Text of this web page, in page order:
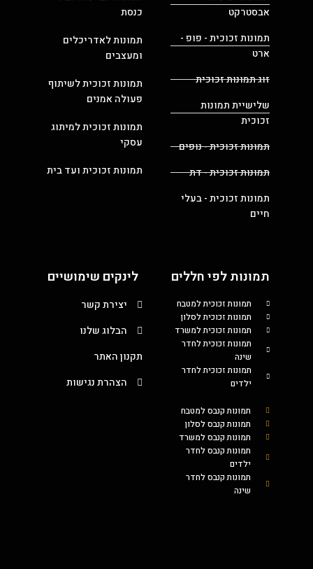
אבסטרקט
תמונות זכוכית - פופ -
ארט
זוג תמונות זכוכית
שלישיית תמונות
זכוכית
תמונות זכוכית - נופים
תמונות זכוכית - דת
תמונות זכוכית - בעלי
חיים
כנסת
תמונות לאדריכלים
ומעצבים
תמונות זכוכית לשיתוף
פעולה אמנים
תמונות זכוכית למיתוג
עסקי
תמונות זכוכית ועד בית
תמונות לפי חללים
תמונות זכוכית למטבח
תמונות זכוכית לסלון
תמונות זכוכית למשרד
תמונות זכוכית לחדר
שינה
תמונות זכוכית לחדר
ילדים
תמונות קנבס למטבח
תמונות קנבס לסלון
תמונות קנבס למשרד
תמונות קנבס לחדר
ילדים
תמונות קנבס לחדר
שינה
לינקים שימושיים
יצירת קשר
הבלוג שלנו
תקנון האתר
הצהרת נגישות